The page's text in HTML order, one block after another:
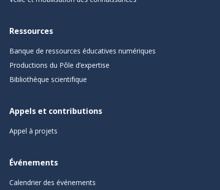
Ressources
Banque de ressources éducatives numériques
Productions du Pôle d’expertise
Bibliothèque scientifique
Appels et contributions
Appel à projets
Événements
Calendrier des événements